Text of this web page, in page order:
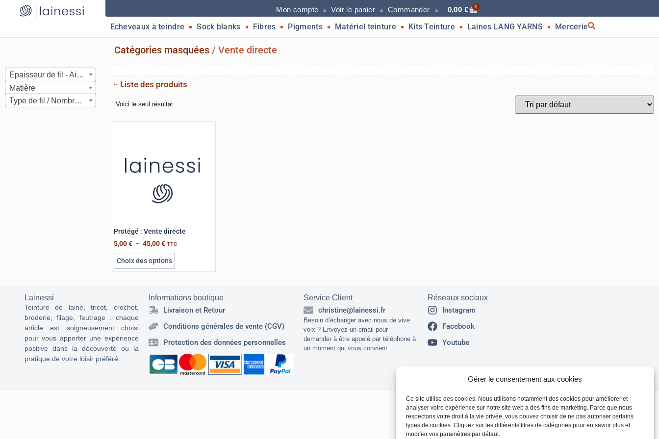
Gérer le consentement aux cookies
Ce site utilise des cookies. Nous utilisons notamment des cookies pour améliorer et
analyser votre expérience sur notre site web à des fins de marketing. Parce que nous
respectons votre droit à la vie privée, vous pouvez choisir de ne pas autoriser certains
types de cookies. Cliquez sur les différents titres de catégories pour en savoir plus et
modifier vos paramètres par défaut.
Mon compte Voir le panier Commander 0,00 € 0
Echeveaux à teindre Sock blanks Fibres Pigments Matériel teinture Kits Teinture Laines LANG YARNS Mercerie
Catégories masquées /Vente directe
Epaisseur de fil - Aiguilles
Matière
Type de fil / Nombre de brins
·· Liste des produits
Voici le seul résultat
Protégé : Vente directe
5,00€ – 45,00€ TTC
Choix des options
Lainessi
Teinture de laine, tricot, crochet,
broderie, filage, feutrage : chaque
article est soigneusement choisi
pour vous apporter une expérience
positive dans la découverte ou la
pratique de votre loisir préféré.
Informations boutique
Livraison et Retour
Conditions générales de vente (CGV)
Protection des données personnelles
Service Client
christine@lainessi.fr
Besoin d’échanger avec nous de vive
voix ? Envoyez un email pour
demander à être appelé par téléphone à
un moment qui vous convient.
Réseaux sociaux
Instagram
Facebook
Youtube